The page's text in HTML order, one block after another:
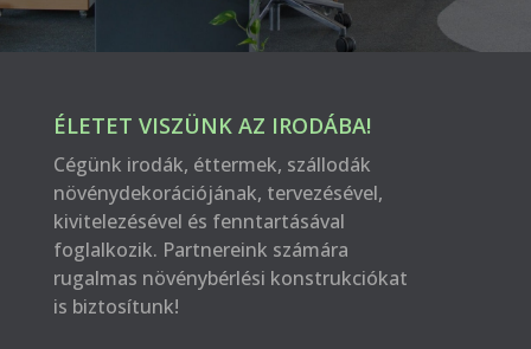
ÉLETET VISZÜNK AZ IRODÁBA!
Cégünk irodák, éttermek, szállodák
növénydekorációjának, tervezésével,
kivitelezésével és fenntartásával
foglalkozik. Partnereink számára
rugalmas növénybérlési konstrukciókat
is biztosítunk!